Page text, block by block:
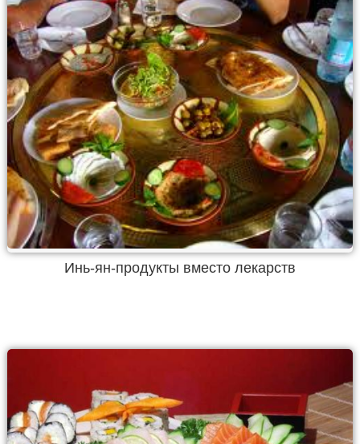
Инь-ян-продукты вместо лекарств